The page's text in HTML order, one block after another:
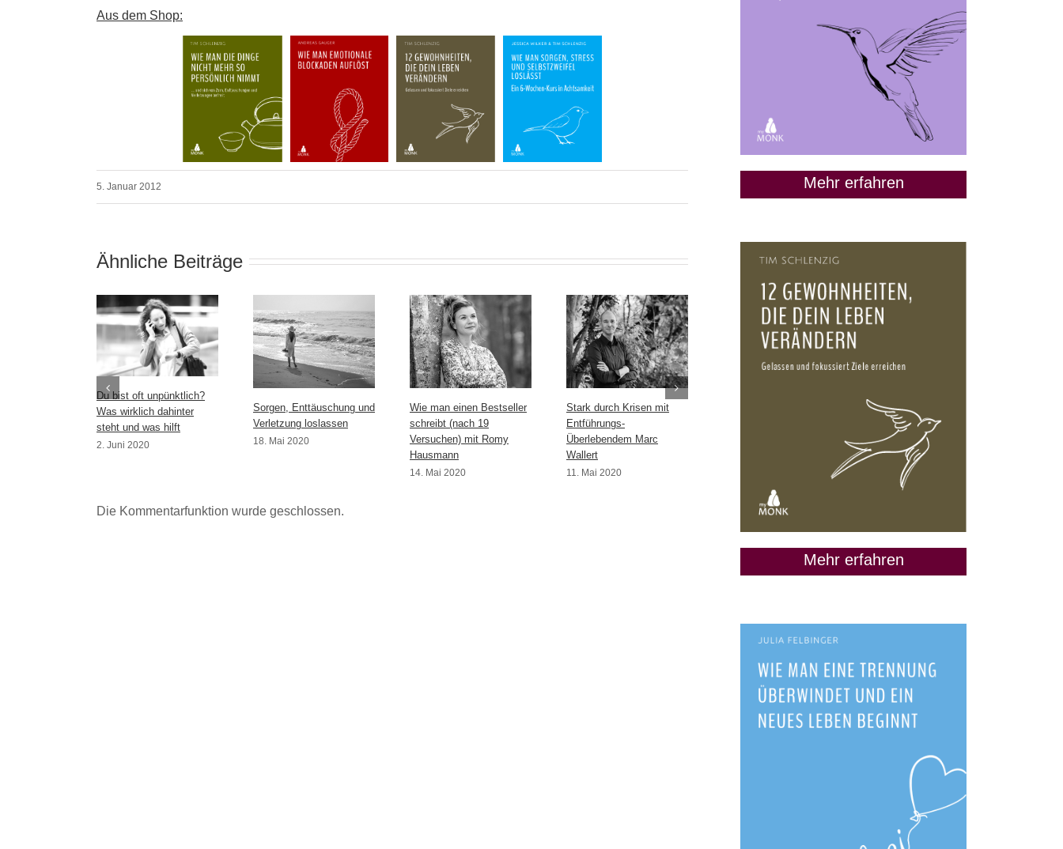
Aus dem Shop:
5. Januar 2012
Ähnliche Beiträge
Du bist oft unpünktlich?
Was wirklich dahinter
steht und was hilft
2. Juni 2020
Sorgen, Enttäuschung und
Verletzung loslassen
18. Mai 2020
Wie man einen Bestseller
schreibt (nach 19
Versuchen) mit Romy
Hausmann
14. Mai 2020
Stark durch Krisen mit
Entführungs-
Überlebendem Marc
Wallert
11. Mai 2020
Die Kommentarfunktion wurde geschlossen.
Mehr erfahren
Mehr erfahren